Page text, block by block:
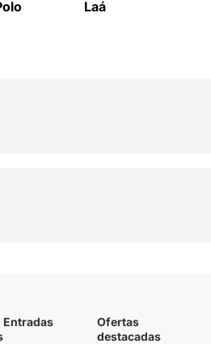
Laá
Entradas
Ofertas
destacadas